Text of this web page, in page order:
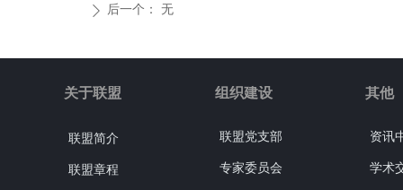
ꄲ 后一个： 无
关于联盟
联盟简介
联盟章程
联盟党支部
专家委员会
组织建设
资讯
学术
其他